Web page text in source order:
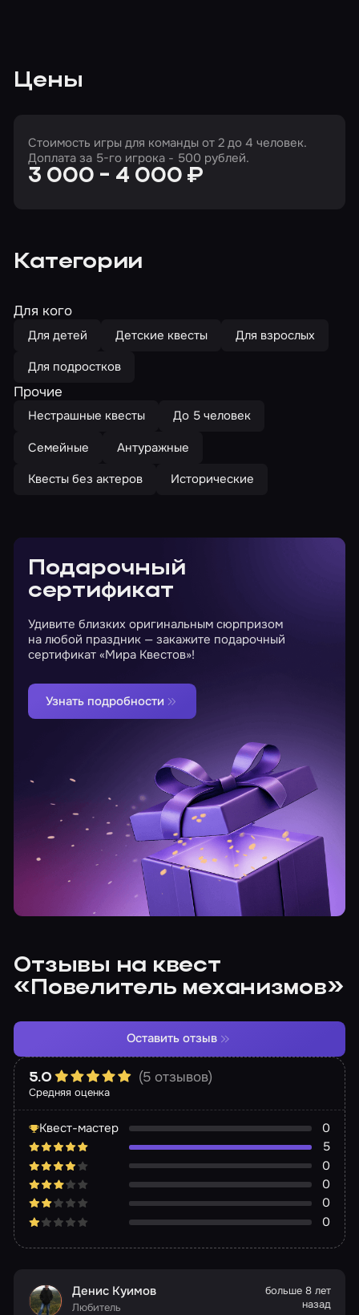
Цены
Стоимость игры для команды от 2 до 4 человек.
Доплата за 5-го игрока - 500 рублей.
3 000 - 4 000 ₽
Категории
Для кого
Для детей Детские квесты
Для взрослых
Для подростков
Прочие
Нестрашные квесты
До 5 человек
Семейные
Антуражные
Квесты без актеров
Исторические
Подарочный
сертификат
Удивите близких оригинальным сюрпризом
на любой праздник — закажите подарочный
сертификат «Мира Квестов»!
Узнать подробности
Отзывы на квест
«Повелитель механизмов»
Средняя оценка
5.0 (5 отзывов)
Квест-мастер
0
5
0
0
0
0
Оставить отзыв
Денис Куимов
Любитель
больше 8 лет
назад